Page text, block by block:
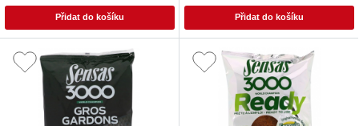
Přidat do košíku Přidat do košíku